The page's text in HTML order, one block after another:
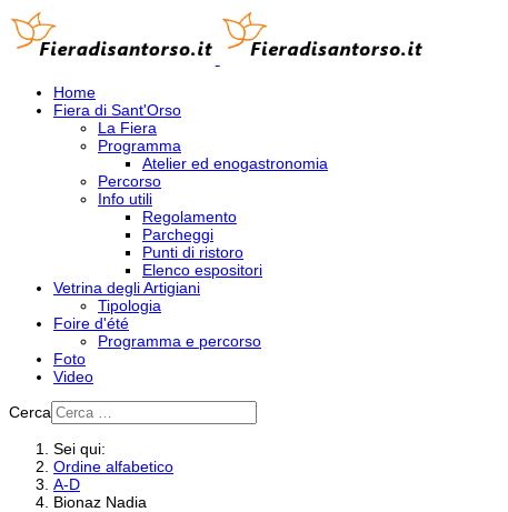
Home
Fiera di Sant'Orso
La Fiera
Programma
Atelier ed enogastronomia
Percorso
Info utili
Regolamento
Parcheggi
Punti di ristoro
Elenco espositori
Vetrina degli Artigiani
Tipologia
Foire d'été
Programma e percorso
Foto
Video
Cerca
Sei qui:
Ordine alfabetico
A-D
Bionaz Nadia